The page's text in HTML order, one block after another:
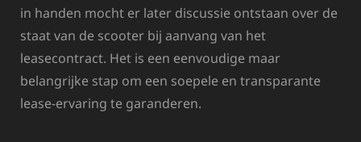
in handen mocht er later discussie ontstaan over de
staat van de scooter bij aanvang van het
leasecontract. Het is een eenvoudige maar
belangrijke stap om een soepele en transparante
lease-ervaring te garanderen.